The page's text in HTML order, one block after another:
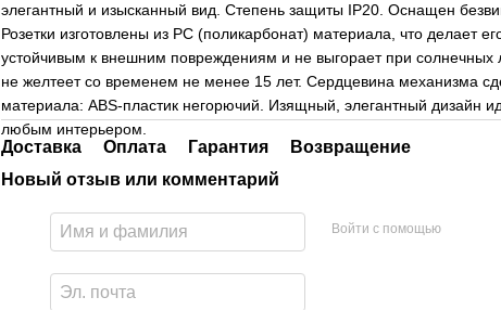
элегантный и изысканный вид. Степень защиты IP20. Оснащен
Розетки изготовлены из РС (поликарбонат) материала, что делает
устойчивым к внешним повреждениям и не выгорает при солнечных
не желтеет со временем не менее 15 лет. Сердцевина механизма
материала: ABS-пластик негорючий. Изящный, элегантный дизайн
любым интерьером.
Доставка Оплата Гарантия
Возвращение
Новый отзыв или комментарий
Войти с помощью